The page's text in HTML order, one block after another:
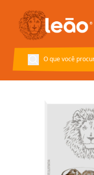
Voltar à página inicial